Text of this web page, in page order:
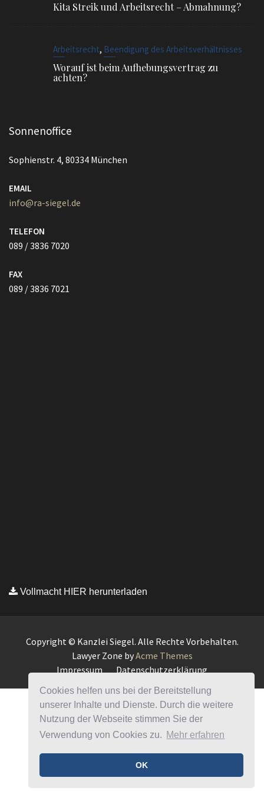
Cookies helfen uns bei der Bereitstellung
unserer Inhalte und Dienste. Durch die weitere
Nutzung der Webseite stimmen Sie der
Verwendung von Cookies zu. Mehr erfahren
OK
Kita Streik und Arbeitsrecht – Abmahnung?
Arbeitsrecht, Beendigung des Arbeitsverhältnisses
Worauf ist beim Aufhebungsvertrag zu
achten?
Sonnenoffice
Sophienstr. 4, 80334 München
EMAIL
info@ra-siegel.de
TELEFON
089 / 3836 7020
FAX
089 / 3836 7021